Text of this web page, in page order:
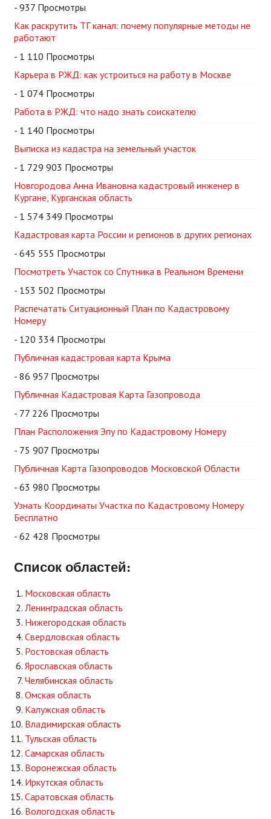
- 937 Просмотры
Как раскрутить ТГ канал: почему популярные методы не
работают
- 1 110 Просмотры
Карьера в РЖД: как устроиться на работу в Москве
- 1 074 Просмотры
Работа в РЖД: что надо знать соискателю
- 1 140 Просмотры
Выписка из кадастра на земельный участок
- 1 729 903 Просмотры
Новгородова Анна Ивановна кадастровый инженер в
Кургане, Курганская область
- 1 574 349 Просмотры
Кадастровая карта России и регионов в других регионах
- 645 555 Просмотры
Посмотреть Участок со Спутника в Реальном Времени
- 153 502 Просмотры
Распечатать Ситуационный План по Кадастровому
Номеру
- 120 334 Просмотры
Публичная кадастровая карта Крыма
- 86 957 Просмотры
Публичная Кадастровая Карта Газопровода
- 77 226 Просмотры
План Расположения Эпу по Кадастровому Номеру
- 75 907 Просмотры
Публичная Карта Газопроводов Московской Области
- 63 980 Просмотры
Узнать Координаты Участка по Кадастровому Номеру
Бесплатно
- 62 428 Просмотры
Список областей:
Московская область
Ленинградская область
Нижегородская область
Свердловская область
Ростовская область
Ярославская область
Челябинская область
Омская область
Калужская область
Владимирская область
Тульская область
Самарская область
Воронежская область
Иркутская область
Саратовская область
Вологодская область